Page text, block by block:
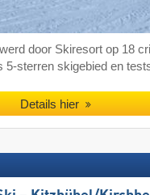
door Skiresort op 18
5-sterren skigebied en
Details hier